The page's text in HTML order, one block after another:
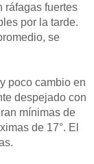
ráfagas fuertes
por la tarde.
se
poco cambio en
despejado con
mínimas de
de 17°. El